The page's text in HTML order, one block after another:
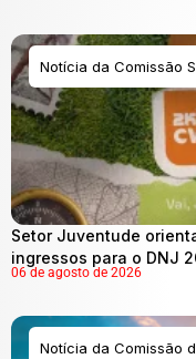
Notícia da Comissão
Setor Juventude
ingressos para o DNJ
06 de agosto de 2026
Notícia da Comissão